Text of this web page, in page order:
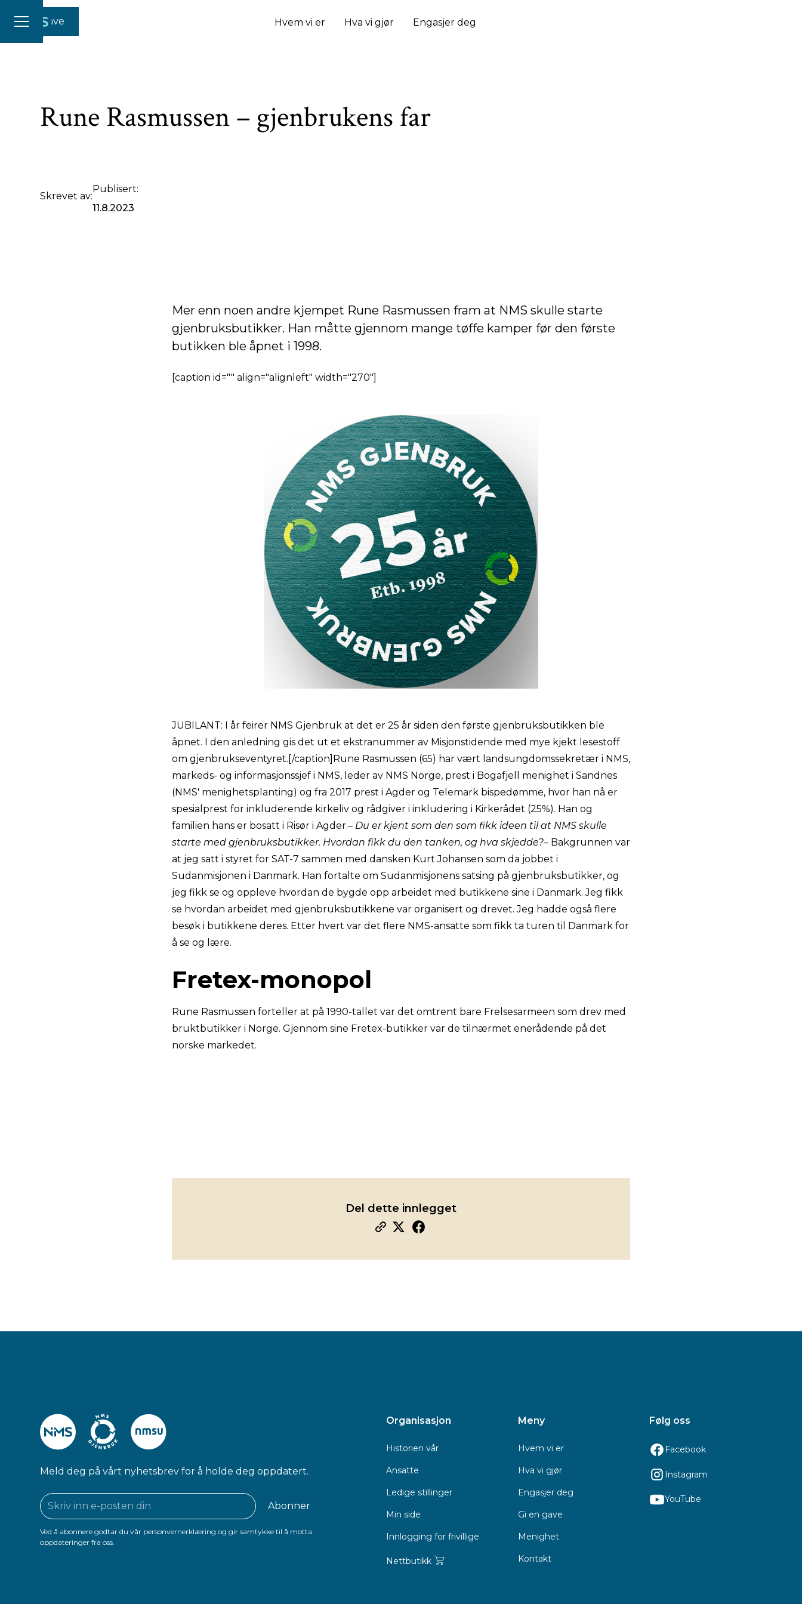
Hvem vi er Hva vi gjør Engasjer deg
Gi en gave
Rune Rasmussen – gjenbrukens far
Skrevet av:
Publisert:
11.8.2023
Mer enn noen andre kjempet Rune Rasmussen fram at NMS skulle starte
gjenbruksbutikker. Han måtte gjennom mange tøffe kamper før den første
butikken ble åpnet i 1998.
[caption id="" align="alignleft" width="270"]
JUBILANT: I år feirer NMS Gjenbruk at det er 25 år siden den første gjenbruksbutikken ble
åpnet. I den anledning gis det ut et ekstranummer av Misjonstidende med mye kjekt lesestoff
om gjenbrukseventyret.[/caption]Rune Rasmussen (65) har vært landsungdomssekretær i NMS,
markeds- og informasjonssjef i NMS, leder av NMS Norge, prest i Bogafjell menighet i Sandnes
(NMS' menighetsplanting) og fra 2017 prest i Agder og Telemark bispedømme, hvor han nå er
spesialprest for inkluderende kirkeliv og rådgiver i inkludering i Kirkerådet (25%). Han og
familien hans er bosatt i Risør i Agder.– Du er kjent som den som fikk ideen til at NMS skulle
starte med gjenbruksbutikker. Hvordan fikk du den tanken, og hva skjedde?– Bakgrunnen var
at jeg satt i styret for SAT-7 sammen med dansken Kurt Johansen som da jobbet i
Sudanmisjonen i Danmark. Han fortalte om Sudanmisjonens satsing på gjenbruksbutikker, og
jeg fikk se og oppleve hvordan de bygde opp arbeidet med butikkene sine i Danmark. Jeg fikk
se hvordan arbeidet med gjenbruksbutikkene var organisert og drevet. Jeg hadde også flere
besøk i butikkene deres. Etter hvert var det flere NMS-ansatte som fikk ta turen til Danmark for
å se og lære.
Fretex-monopol
Rune Rasmussen forteller at på 1990-tallet var det omtrent bare Frelsesarmeen som drev med
bruktbutikker i Norge. Gjennom sine Fretex-butikker var de tilnærmet enerådende på det
norske markedet.
Del dette innlegget
Meld deg på vårt nyhetsbrev for å holde deg oppdatert.
Ved å abonnere godtar du vår personvernerklæring og gir samtykke til å motta
oppdateringer fra oss.
Organisasjon
Historien vår
Ansatte
Ledige stillinger
Min side
Innlogging for frivillige
Nettbutikk
Meny
Hvem vi er
Hva vi gjør
Engasjer deg
Gi en gave
Menighet
Kontakt
Følg oss
Facebook
Instagram
YouTube